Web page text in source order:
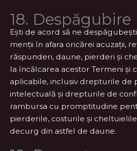
18. Despăgubire
Ești de acord să ne
menții în afara oricărei acuzații,
răspunderi, daune, pierderi și
la încălcarea acestor Termeni și
aplicabile, inclusiv drepturile de
intelectuală și drepturile de
rambursa cu promptitudine
pierderile, costurile și
decurg din astfel de daune.